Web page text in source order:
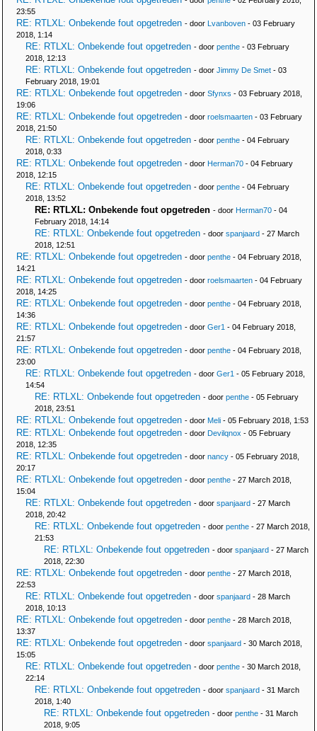
23:55
RE: RTLXL: Onbekende fout opgetreden - door Lvanboven - 03 February
2018, 1:14
RE: RTLXL: Onbekende fout opgetreden - door penthe - 03 February
2018, 12:13
RE: RTLXL: Onbekende fout opgetreden - door Jimmy De Smet - 03
February 2018, 19:01
RE: RTLXL: Onbekende fout opgetreden - door Sfynxs - 03 February 2018,
19:06
RE: RTLXL: Onbekende fout opgetreden - door roelsmaarten - 03 February
2018, 21:50
RE: RTLXL: Onbekende fout opgetreden - door penthe - 04 February
2018, 0:33
RE: RTLXL: Onbekende fout opgetreden - door Herman70 - 04 February
2018, 12:15
RE: RTLXL: Onbekende fout opgetreden - door penthe - 04 February
2018, 13:52
RE: RTLXL: Onbekende fout opgetreden - door Herman70 - 04
February 2018, 14:14
RE: RTLXL: Onbekende fout opgetreden - door spanjaard - 27 March
2018, 12:51
RE: RTLXL: Onbekende fout opgetreden - door penthe - 04 February 2018,
14:21
RE: RTLXL: Onbekende fout opgetreden - door roelsmaarten - 04 February
2018, 14:25
RE: RTLXL: Onbekende fout opgetreden - door penthe - 04 February 2018,
14:36
RE: RTLXL: Onbekende fout opgetreden - door Ger1 - 04 February 2018,
21:57
RE: RTLXL: Onbekende fout opgetreden - door penthe - 04 February 2018,
23:00
RE: RTLXL: Onbekende fout opgetreden - door Ger1 - 05 February 2018,
14:54
RE: RTLXL: Onbekende fout opgetreden - door penthe - 05 February
2018, 23:51
RE: RTLXL: Onbekende fout opgetreden - door Meli - 05 February 2018, 1:53
RE: RTLXL: Onbekende fout opgetreden - door Devilqnox - 05 February
2018, 12:35
RE: RTLXL: Onbekende fout opgetreden - door nancy - 05 February 2018,
20:17
RE: RTLXL: Onbekende fout opgetreden - door penthe - 27 March 2018,
15:04
RE: RTLXL: Onbekende fout opgetreden - door spanjaard - 27 March
2018, 20:42
RE: RTLXL: Onbekende fout opgetreden - door penthe - 27 March 2018,
21:53
RE: RTLXL: Onbekende fout opgetreden - door spanjaard - 27 March
2018, 22:30
RE: RTLXL: Onbekende fout opgetreden - door penthe - 27 March 2018,
22:53
RE: RTLXL: Onbekende fout opgetreden - door spanjaard - 28 March
2018, 10:13
RE: RTLXL: Onbekende fout opgetreden - door penthe - 28 March 2018,
13:37
RE: RTLXL: Onbekende fout opgetreden - door spanjaard - 30 March 2018,
15:05
RE: RTLXL: Onbekende fout opgetreden - door penthe - 30 March 2018,
22:14
RE: RTLXL: Onbekende fout opgetreden - door spanjaard - 31 March
2018, 1:40
RE: RTLXL: Onbekende fout opgetreden - door penthe - 31 March
2018, 9:05